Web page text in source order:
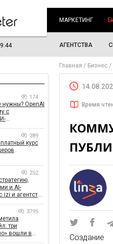
МАРКЕТИНГ
АГЕНТСТВА
Главная Бизнес
Время
Создание
174
OpenAI
с
289
курс
252
и AI-
izi и агентства
3795
три
вошли в